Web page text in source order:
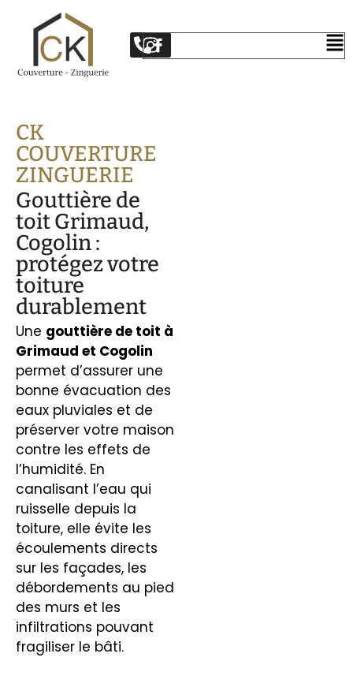
CK
COUVERTURE
ZINGUERIE
Gouttière de
toit Grimaud,
Cogolin :
protégez votre
toiture
durablement
Une gouttière de toit à
Grimaud et Cogolin
permet d’assurer une
bonne évacuation des
eaux pluviales et de
préserver votre maison
contre les effets de
l’humidité. En
canalisant l’eau qui
ruisselle depuis la
toiture, elle évite les
écoulements directs
sur les façades, les
débordements au pied
des murs et les
infiltrations pouvant
fragiliser le bâti.